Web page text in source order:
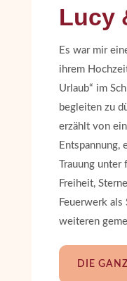
Lucy
Es war mir
ihrem
Urlaub“ im
begleiten zu
erzählt von
Entspannung,
Trauung
Freiheit,
Feuerwerk als
weiteren
DIE